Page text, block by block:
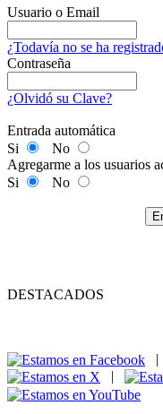
Usuario o Email
¿Todavía no se ha
Contraseña
¿Olvidó su Clave?
Entrada automática
Si
No
Agregarme a los usuarios
Si
No
DESTACADOS
|
|